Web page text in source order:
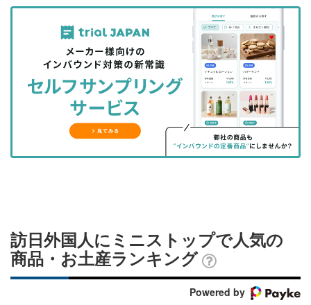
記
を
シ
ェ
る
記
事
を
シ
ェ
ア
す
る
な
ッ
ク
マ
に
記
事
を
購
読
す
る
マ
ガ
登
録
す
る
訪日外国人にミニストップで人気の
商品・お土産ランキング
Powered by